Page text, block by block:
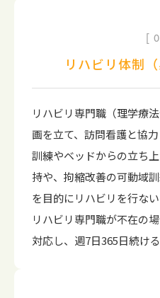
リハビリ体制
リハビリ専門職（理学療
画を立て、訪問看護と協
訓練やベッドからの立ち
持や、拘縮改善の可動域
を目的にリハビリを行ない
リハビリ専門職が不在の
対応し、週7日365日続け